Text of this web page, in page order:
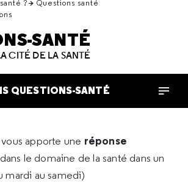
?
Questions santé
SANTÉ
CITÉ DE LA SANTÉ
QUESTIONS-SANTÉ
apporte une réponse
dans le domaine de la santé dans un
mardi au samedi)